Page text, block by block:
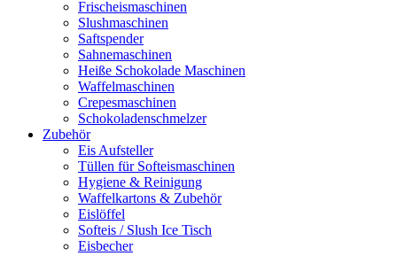
Frischeismaschinen
Slushmaschinen
Saftspender
Sahnemaschinen
Heiße Schokolade Maschinen
Waffelmaschinen
Crepesmaschinen
Schokoladenschmelzer
Zubehör
Eis Aufsteller
Tüllen für Softeismaschinen
Hygiene & Reinigung
Waffelkartons & Zubehör
Eislöffel
Softeis / Slush Ice Tisch
Eisbecher